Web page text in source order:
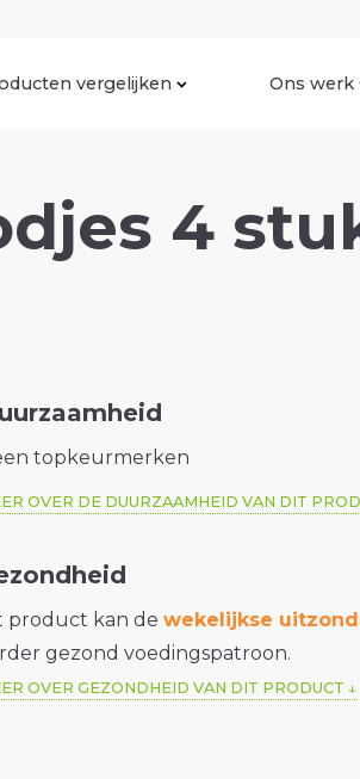
vergelijken Ons werk
4
topkeurmerken
OVER DE DUURZAAMHEID VAN DIT
product kan dewekelijkse
gezond voedingspatroon.
OVER GEZONDHEID VAN DIT PRODUCT